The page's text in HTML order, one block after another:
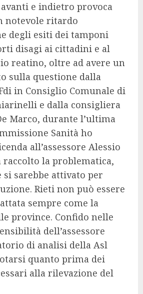
e indietro provoca
notevole ritardo
degli esiti dei tamponi
disagi ai cittadini e al
reatino, oltre ad avere un
sulla questione dalla
in Consiglio Comunale di
e dalla consigliera
Marco, durante l’ultima
Sanità ho
all’assessore Alessio
raccolto la problematica,
si sarebbe attivato per
Rieti non può essere
sempre come la
province. Confido nelle
dell’assessore
di analisi della Asl
quanto prima dei
alla rilevazione del